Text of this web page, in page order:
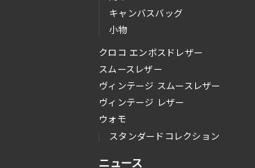
キャンバスバッグ
小物
クロコ エンボスドレザー
スムースレザー
ヴィンテージ スムースレザー
ヴィンテージ レザー
ウォモ
スタンダードコレクション
ニュース